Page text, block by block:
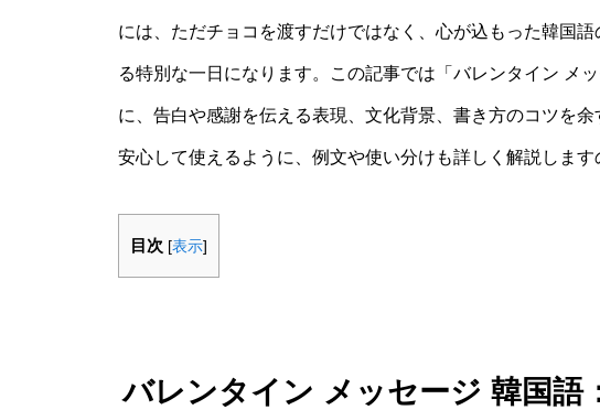
には、ただチョコを渡すだけではなく、心が込もった韓国
る特別な一日になります。この記事では「バレンタイン メ
に、告白や感謝を伝える表現、文化背景、書き方のコツを
安心して使えるように、例文や使い分けも詳しく解説します
目次 [表示]
バレンタイン メッセージ 韓国語